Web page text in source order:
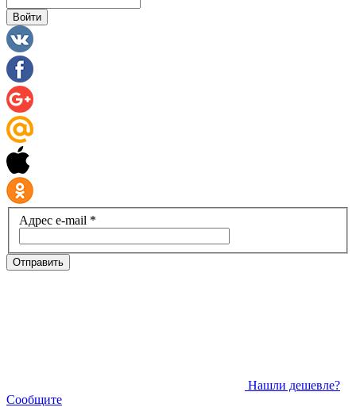
Войти
Адрес e-mail *
Отправить
Нашли дешевле?
Сообщите